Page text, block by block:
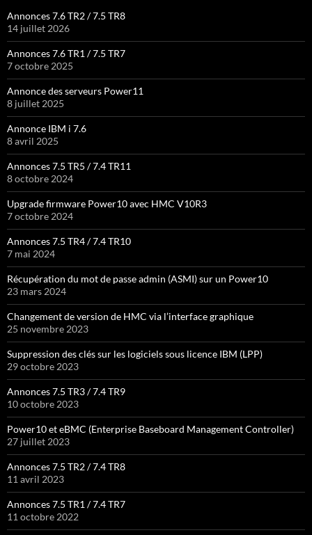
Annonces 7.6 TR2 / 7.5 TR8
14 juillet 2026
Annonces 7.6 TR1 / 7.5 TR7
7 octobre 2025
Annonce des serveurs Power11
8 juillet 2025
Annonce IBM i 7.6
8 avril 2025
Annonces 7.5 TR5 / 7.4 TR11
8 octobre 2024
Upgrade firmware Power10 avec HMC V10R3
7 octobre 2024
Annonces 7.5 TR4 / 7.4 TR10
7 mai 2024
Récupération du mot de passe admin (ASMI) sur un Power10
23 mars 2024
Changement de version de HMC via l’interface graphique
25 novembre 2023
Suppression des clés sur les logiciels sous licence IBM (LPP)
29 octobre 2023
Annonces 7.5 TR3 / 7.4 TR9
10 octobre 2023
Power10 et eBMC (Enterprise Baseboard Management Controller)
27 juillet 2023
Annonces 7.5 TR2 / 7.4 TR8
11 avril 2023
Annonces 7.5 TR1 / 7.4 TR7
11 octobre 2022